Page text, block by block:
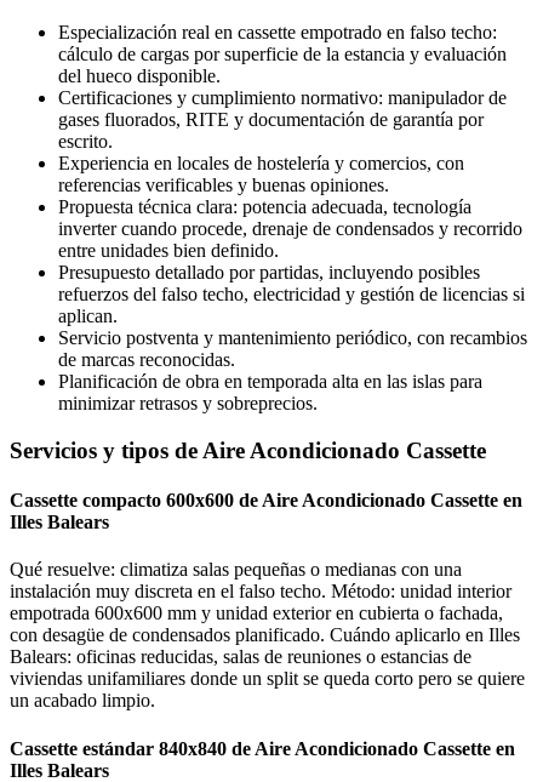
Especialización real en cassette empotrado en falso techo:
cálculo de cargas por superficie de la estancia y evaluación
del hueco disponible.
Certificaciones y cumplimiento normativo: manipulador de
gases fluorados, RITE y documentación de garantía por
escrito.
Experiencia en locales de hostelería y comercios, con
referencias verificables y buenas opiniones.
Propuesta técnica clara: potencia adecuada, tecnología
inverter cuando procede, drenaje de condensados y recorrido
entre unidades bien definido.
Presupuesto detallado por partidas, incluyendo posibles
refuerzos del falso techo, electricidad y gestión de licencias si
aplican.
Servicio postventa y mantenimiento periódico, con recambios
de marcas reconocidas.
Planificación de obra en temporada alta en las islas para
minimizar retrasos y sobreprecios.
Servicios y tipos de Aire Acondicionado Cassette
Cassette compacto 600x600 de Aire Acondicionado Cassette en
Illes Balears
Qué resuelve: climatiza salas pequeñas o medianas con una
instalación muy discreta en el falso techo. Método: unidad interior
empotrada 600x600 mm y unidad exterior en cubierta o fachada,
con desagüe de condensados planificado. Cuándo aplicarlo en Illes
Balears: oficinas reducidas, salas de reuniones o estancias de
viviendas unifamiliares donde un split se queda corto pero se quiere
un acabado limpio.
Cassette estándar 840x840 de Aire Acondicionado Cassette en
Illes Balears